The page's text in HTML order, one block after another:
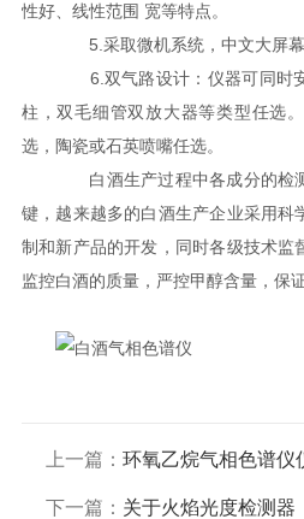
性好、线性范围 宽等特点。
5.采取微机系统，中文大屏幕
6.双气路设计：仪器可同时
柱，双毛细管双放大器等类型任选
选，陶瓷或石英喷嘴任选。
白酒生产过程中各成分的检
键，越来越多的白酒生产企业采用科
制和新产品的开发，同时各级技术监
监控白酒的质量，严控甲醇含量，保
上一篇： 环氧乙烷气相色谱仪
下一篇： 关于火焰光度检测器